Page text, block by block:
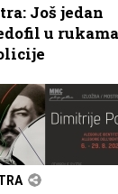
Još jedan
u rukama